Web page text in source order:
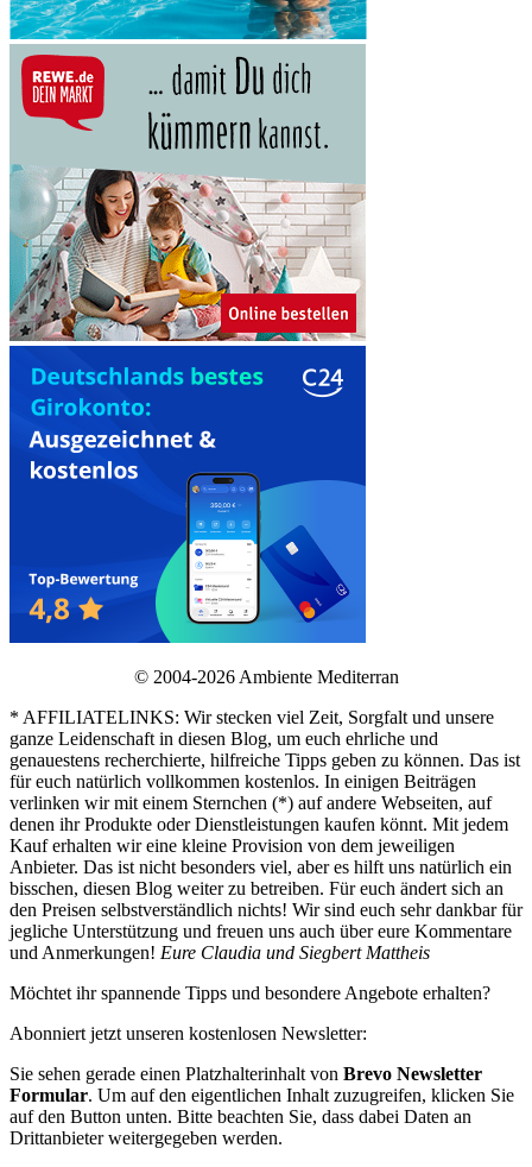
© 2004-2026 Ambiente Mediterran
* AFFILIATELINKS: Wir stecken viel Zeit, Sorgfalt und unsere
ganze Leidenschaft in diesen Blog, um euch ehrliche und
genauestens recherchierte, hilfreiche Tipps geben zu können. Das ist
für euch natürlich vollkommen kostenlos. In einigen Beiträgen
verlinken wir mit einem Sternchen (*) auf andere Webseiten, auf
denen ihr Produkte oder Dienstleistungen kaufen könnt. Mit jedem
Kauf erhalten wir eine kleine Provision von dem jeweiligen
Anbieter. Das ist nicht besonders viel, aber es hilft uns natürlich ein
bisschen, diesen Blog weiter zu betreiben. Für euch ändert sich an
den Preisen selbstverständlich nichts! Wir sind euch sehr dankbar für
jegliche Unterstützung und freuen uns auch über eure Kommentare
und Anmerkungen! Eure Claudia und Siegbert Mattheis
Möchtet ihr spannende Tipps und besondere Angebote erhalten?
Abonniert jetzt unseren kostenlosen Newsletter:
Sie sehen gerade einen Platzhalterinhalt von Brevo Newsletter
Formular. Um auf den eigentlichen Inhalt zuzugreifen, klicken Sie
auf den Button unten. Bitte beachten Sie, dass dabei Daten an
Drittanbieter weitergegeben werden.